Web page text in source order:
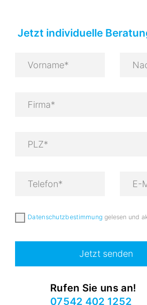
Jetzt individuelle
Datenschutzbestimmung gelesen und
Jetzt senden
Rufen Sie uns an!
07542 402 1252